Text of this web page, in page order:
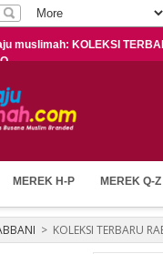
muslimah: KOLEKSI
MEREK H-P MEREK Q-Z
> KOLEKSI TERBARU